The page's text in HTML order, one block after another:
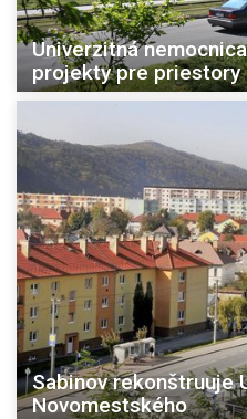
Univerzitná
projekty pre priestory
Sabinov rekonštruuje
Novomestského